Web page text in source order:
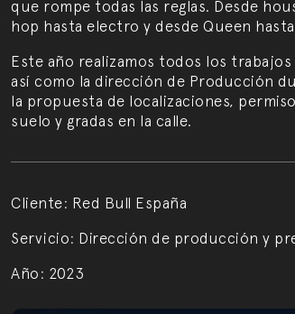
que rompe todas las reglas. Desde
hop hasta electro y desde Queen
Este año realizamos todos los
así como la dirección de Producción
la propuesta de localizaciones,
suelo y gradas en la calle.
Cliente: Red Bull España
Servicio: Dirección de producción y
Año: 2023